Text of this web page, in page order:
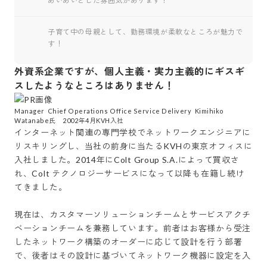
子育て中の母親として、勤務環境が柔軟なところが魅力で
す！
外資系企業ですが、個人主義・実力主義的にギスギ
スしたようなところはありません！
Manager  Chief Operations Office Service Delivery  Kimihiko
Watanabe氏　2002年4月KVH入社
インターネット関連の専門学校でネットワークエンジニアに
リスキリングし、当社の前身に当たるKVHの東京オフィスに
入社しました。2014年にColt Group S.A.によって買収さ
れ、Colt テクノロジーサービスになって以降も在籍し続け
てきました。
現在は、カスタマーソリューションチームとサービスアクチ
ベーションチームを兼務しています。前者はお客様から受注
したネットワーク構築のオーダーに応じて設計を行う部署
で、後者はその設計に基づいてネットワーク機器に設定を入